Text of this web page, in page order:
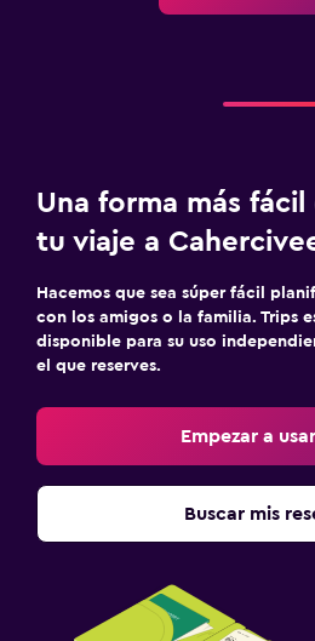
Una forma más
tu viaje a
Hacemos que sea súper fácil
con los amigos o la familia. Trips
disponible para su uso
el que reserves.
Empezar a
Buscar mis